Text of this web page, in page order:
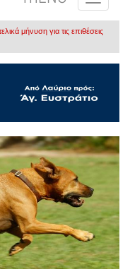
μήνυση για τις επιθέσεις